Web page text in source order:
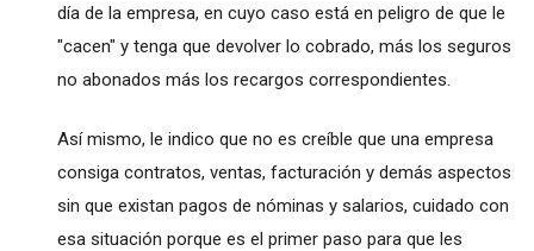
día de la empresa, en cuyo caso está en peligro de que le
"cacen" y tenga que devolver lo cobrado, más los seguros
no abonados más los recargos correspondientes.
Así mismo, le indico que no es creíble que una empresa
consiga contratos, ventas, facturación y demás aspectos
sin que existan pagos de nóminas y salarios, cuidado con
esa situación porque es el primer paso para que les